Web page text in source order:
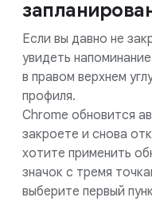
Если вы давно не
увидеть
в правом верхнем
профиля.
Chrome обновится
закроете и снова
хотите применить
значок с тремя
выберите первый